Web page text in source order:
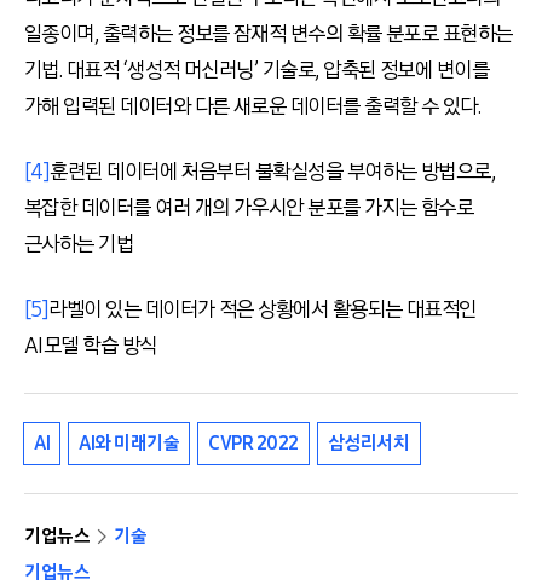
일종이며, 출력하는 정보를 잠재적 변수의 확률 분포로 표현하는
기법. 대표적 ‘생성적 머신러닝’ 기술로, 압축된 정보에 변이를
가해 입력된 데이터와 다른 새로운 데이터를 출력할 수 있다.
[4]훈련된 데이터에 처음부터 불확실성을 부여하는 방법으로,
복잡한 데이터를 여러 개의 가우시안 분포를 가지는 함수로
근사하는 기법
[5]라벨이 있는 데이터가 적은 상황에서 활용되는 대표적인
AI모델 학습 방식
AI AI와 미래기술 CVPR 2022 삼성리서치
기업뉴스
기술
기업뉴스